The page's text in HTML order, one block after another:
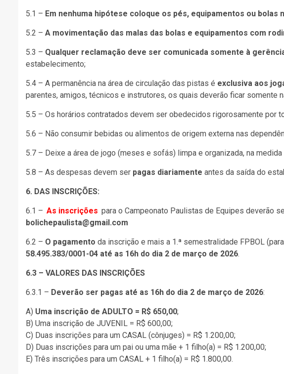
5.1 – Em nenhuma hipótese coloque os pés, equipamentos ou
5.2 – A movimentação das malas das bolas e equipamentos com
5.3 – Qualquer reclamação deve ser comunicada somente à
estabelecimento;
5.4 – A permanência na área de circulação das pistas é exclusiva aos
parentes, amigos, técnicos e instrutores, os quais deverão ficar somente
5.5 – Os horários contratados devem ser obedecidos rigorosamente por
5.6 – Não consumir bebidas ou alimentos de origem externa nas
5.7 – Deixe a área de jogo (meses e sofás) limpa e organizada, na
5.8 – As despesas devem ser pagas diariamente antes da saída do
6. DAS INSCRIÇÕES:
6.1 – As inscrições para o Campeonato Paulistas de Equipes deverão
bolichepaulista@gmail.com
6.2 – O pagamento da inscrição e mais a 1.ª semestralidade FPBOL
58.495.383/0001-04 até as 16h do dia 2 de março de 2026.
6.3 – VALORES DAS INSCRIÇÕES
6.3.1 – Deverão ser pagas até as 16h do dia 2 de março de 2026:
A) Uma inscrição de ADULTO = R$ 650,00;
B) Uma inscrição de JUVENIL = R$ 600,00;
C) Duas inscrições para um CASAL (cônjuges) = R$ 1.200,00;
D) Duas inscrições para um pai ou uma mãe + 1 filho(a) = R$ 1.200,00;
E) Três inscrições para um CASAL + 1 filho(a) = R$ 1.800,00.